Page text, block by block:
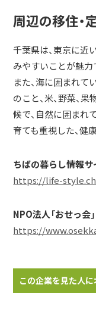
周辺の移住・
千葉県は、東京に近
みやすいことが魅力
また、海に囲まれて
のこと、米、野菜、
候で、自然に囲まれ
育ても重視した、健
ちばの暮らし情報サ
https://life-
NPO法人「おせっ会
https://
この企業を見た人